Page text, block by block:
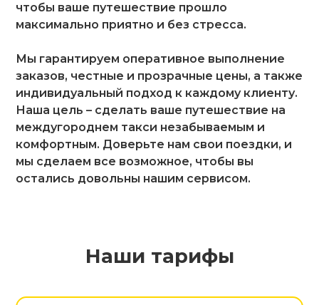
чтобы ваше путешествие прошло
максимально приятно и без стресса.
Мы гарантируем оперативное выполнение
заказов, честные и прозрачные цены, а также
индивидуальный подход к каждому клиенту.
Наша цель – сделать ваше путешествие на
междугороднем такси незабываемым и
комфортным. Доверьте нам свои поездки, и
мы сделаем все возможное, чтобы вы
остались довольны нашим сервисом.
Наши тарифы